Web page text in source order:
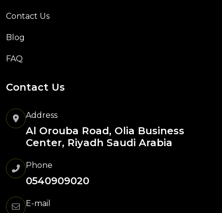
Contact Us
Blog
FAQ
Contact Us
Address
Al Orouba Road, Olia Business
Center, Riyadh Saudi Arabia
Phone
0540909020
E-mail